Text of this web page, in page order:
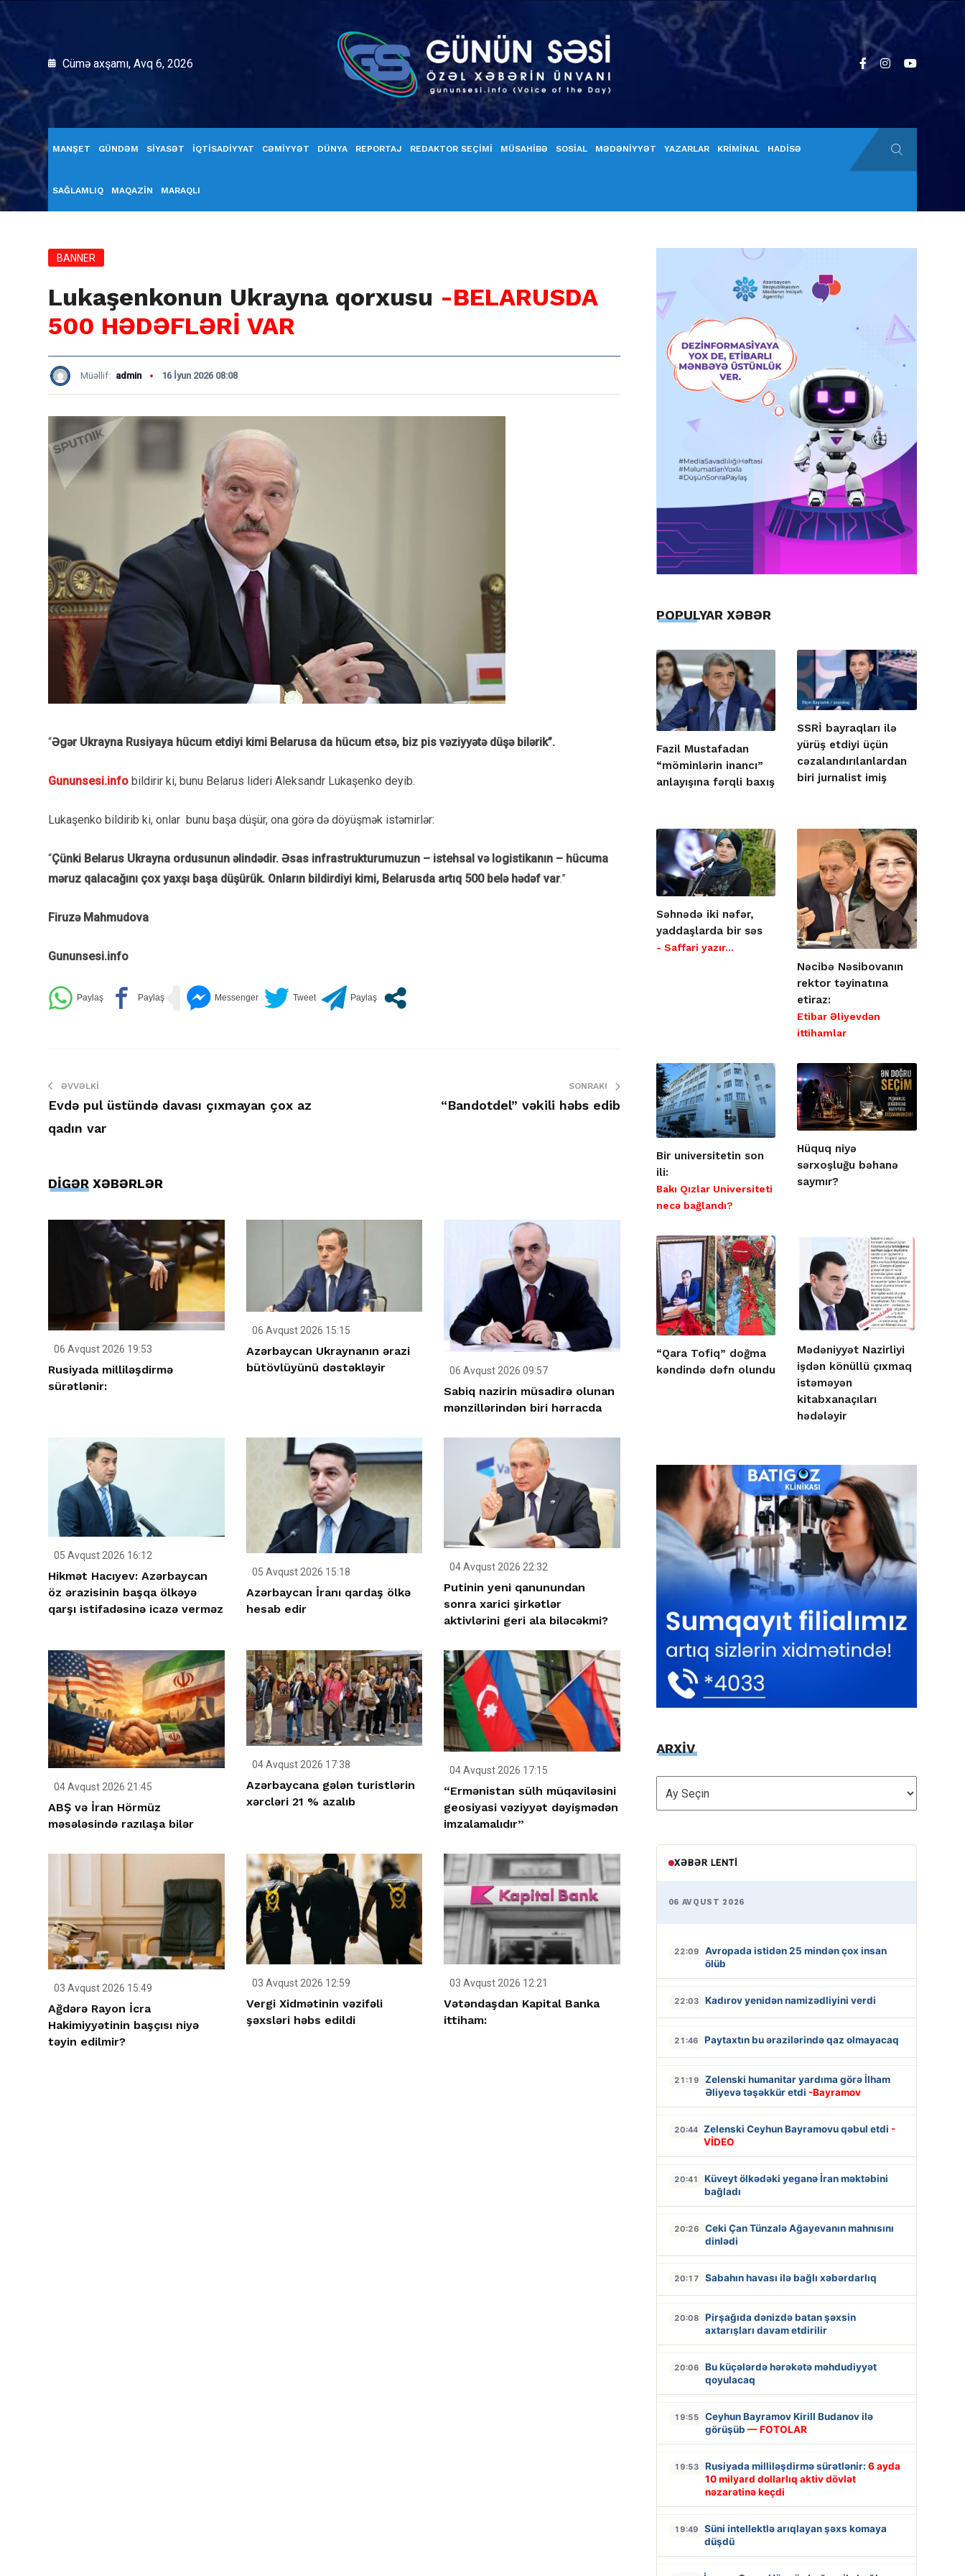
Cümə axşamı, Avq 6, 2026
MANŞET GÜNDƏM SİYASƏT İQTİSADİYYAT CƏMİYYƏT DÜNYA REPORTAJ REDAKTOR SEÇİMİ MÜSAHİBƏ SOSİAL MƏDƏNİYYƏT YAZARLAR KRİMİNAL HADİSƏ
SAĞLAMLIQ MAQAZİN MARAQLI
BANNER
Lukaşenkonun Ukrayna qorxusu -BELARUSDA
500 HƏDƏFLƏRİ VAR
Müəllif: admin 16 İyun 2026 08:08
“Əgər Ukrayna Rusiyaya hücum etdiyi kimi Belarusa da hücum etsə, biz pis vəziyyətə düşə bilərik”.
Gununsesi.info bildirir ki, bunu Belarus lideri Aleksandr Lukaşenko deyib.
Lukaşenko bildirib ki, onlar bunu başa düşür, ona görə də döyüşmək istəmirlər:
“Çünki Belarus Ukrayna ordusunun əlindədir. Əsas infrastrukturumuzun – istehsal və logistikanın – hücuma
məruz qalacağını çox yaxşı başa düşürük. Onların bildirdiyi kimi, Belarusda artıq 500 belə hədəf var.”
Firuzə Mahmudova
Gununsesi.info
ƏVVƏLKI
Evdə pul üstündə davası çıxmayan çox az
qadın var
SONRAKI
“Bandotdel” vəkili həbs edib
DİGƏR XƏBƏRLƏR
06 Avqust 2026 19:53
Rusiyada milliləşdirmə
sürətlənir:
06 Avqust 2026 15:15
Azərbaycan Ukraynanın ərazi
bütövlüyünü dəstəkləyir
06 Avqust 2026 09:57
Sabiq nazirin müsadirə olunan
mənzillərindən biri hərracda
05 Avqust 2026 16:12
Hikmət Hacıyev: Azərbaycan
öz ərazisinin başqa ölkəyə
qarşı istifadəsinə icazə verməz
05 Avqust 2026 15:18
Azərbaycan İranı qardaş ölkə
hesab edir
04 Avqust 2026 22:32
Putinin yeni qanunundan
sonra xarici şirkətlər
aktivlərini geri ala biləcəkmi?
04 Avqust 2026 21:45
ABŞ və İran Hörmüz
məsələsində razılaşa bilər
04 Avqust 2026 17:38
Azərbaycana gələn turistlərin
xərcləri 21 % azalıb
04 Avqust 2026 17:15
“Ermənistan sülh müqaviləsini
geosiyasi vəziyyət dəyişmədən
imzalamalıdır”
03 Avqust 2026 15:49
Ağdərə Rayon İcra
Hakimiyyətinin başçısı niyə
təyin edilmir?
03 Avqust 2026 12:59
Vergi Xidmətinin vəzifəli
şəxsləri həbs edildi
03 Avqust 2026 12:21
Vətəndaşdan Kapital Banka
ittiham:
POPULYAR XƏBƏR
Fazil Mustafadan
“möminlərin inancı”
anlayışına fərqli baxış
SSRİ bayraqları ilə
yürüş etdiyi üçün
cəzalandırılanlardan
biri jurnalist imiş
Səhnədə iki nəfər,
yaddaşlarda bir səs
- Saffari yazır…
Nəcibə Nəsibovanın
rektor təyinatına
etiraz:
Etibar Əliyevdən
ittihamlar
Bir universitetin son
ili:
Bakı Qızlar Universiteti
necə bağlandı?
Hüquq niyə
sərxoşluğu bəhanə
saymır?
“Qara Tofiq” doğma
kəndində dəfn olundu
Mədəniyyət Nazirliyi
işdən könüllü çıxmaq
istəməyən
kitabxanaçıları
hədələyir
ARXİV
ARXİV
XƏBƏR LENTI
06 AVQUST 2026
22:09
Avropada istidən 25 mindən çox insan
ölüb
22:03 Kadırov yenidən namizədliyini verdi
21:46 Paytaxtın bu ərazilərində qaz olmayacaq
21:19
Zelenski humanitar yardıma görə İlham
Əliyevə təşəkkür etdi -Bayramov
20:44 Zelenski Ceyhun Bayramovu qəbul etdi -
VİDEO
20:41
Küveyt ölkədəki yeganə İran məktəbini
bağladı
20:26
Ceki Çan Tünzalə Ağayevanın mahnısını
dinlədi
20:17 Sabahın havası ilə bağlı xəbərdarlıq
20:08
Pirşağıda dənizdə batan şəxsin
axtarışları davam etdirilir
20:06
Bu küçələrdə hərəkətə məhdudiyyət
qoyulacaq
19:55
Ceyhun Bayramov Kirill Budanov ilə
görüşüb — FOTOLAR
19:53 Rusiyada milliləşdirmə sürətlənir: 6 ayda
10 milyard dollarlıq aktiv dövlət
nəzarətinə keçdi
19:49
Süni intellektlə arıqlayan şəxs komaya
düşdü